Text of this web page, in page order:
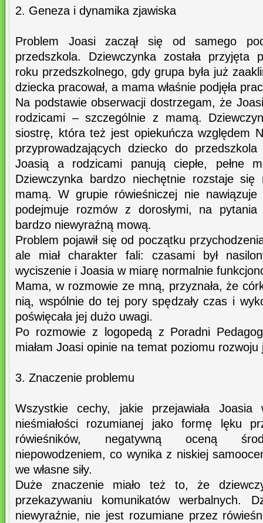
2. Geneza i dynamika zjawiska
Problem Joasi zaczął się od samego
przedszkola. Dziewczynka została przyjęta
roku przedszkolnego, gdy grupa była już
dziecka pracował, a mama właśnie podjęła
Na podstawie obserwacji dostrzegam, że
rodzicami – szczególnie z mamą.
siostrę, która też jest opiekuńcza względem
przyprowadzających dziecko do
Joasią a rodzicami panują ciepłe, pełne
Dziewczynka bardzo niechętnie rozstaje się
mamą. W grupie rówieśniczej nie nawiązuje
podejmuje rozmów z dorosłymi, na pytania
bardzo niewyraźną mową.
Problem pojawił się od początku
ale miał charakter fali: czasami był
wyciszenie i Joasia w miarę normalnie
Mama, w rozmowie ze mną, przyznała, że
nią, wspólnie do tej pory spędzały czas i
poświęcała jej dużo uwagi.
Po rozmowie z logopedą z Poradni
miałam Joasi opinie na temat poziomu rozwoju
3. Znaczenie problemu
Wszystkie cechy, jakie przejawiała Joasia
nieśmiałości rozumianej jako formę lęku
rówieśników, negatywną oceną
niepowodzeniem, co wynika z niskiej
we własne siły.
Duże znaczenie miało też to, że
przekazywaniu komunikatów werbalnych.
niewyraźnie, nie jest rozumiane przez